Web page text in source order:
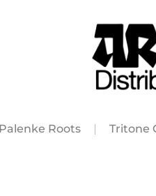
Palenke Roots Tritone